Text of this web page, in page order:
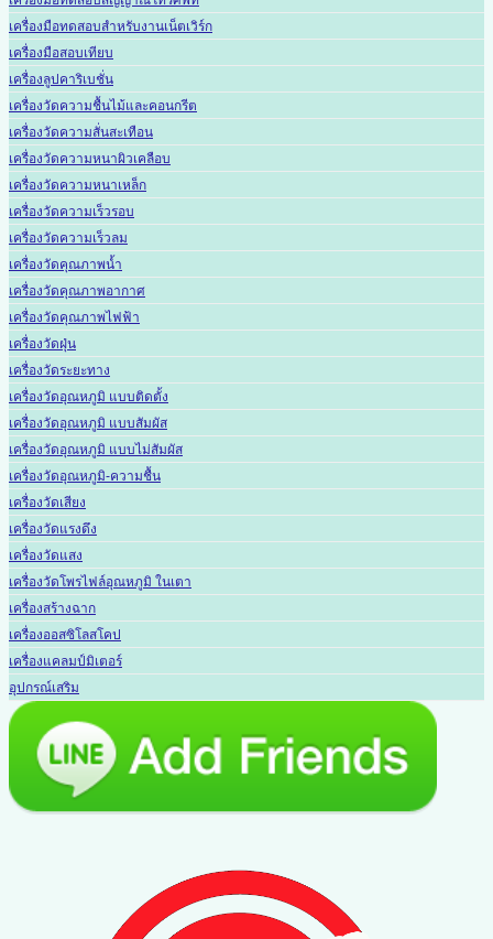
เครื่องมือทดสอบสำหรับงานเน็ตเวิร์ก
เครื่องมือสอบเทียบ
เครื่องลูปคาริเบชั่น
เครื่องวัดความชื้นไม้และคอนกรีต
เครื่องวัดความสั่นสะเทือน
เครื่องวัดความหนาผิวเคลือบ
เครื่องวัดความหนาเหล็ก
เครื่องวัดความเร็วรอบ
เครื่องวัดความเร็วลม
เครื่องวัดคุณภาพน้ำ
เครื่องวัดคุณภาพอากาศ
เครื่องวัดคุณภาพไฟฟ้า
เครื่องวัดฝุ่น
เครื่องวัดระยะทาง
เครื่องวัดอุณหภูมิ แบบติดตั้ง
เครื่องวัดอุณหภูมิ แบบสัมผัส
เครื่องวัดอุณหภูมิ แบบไม่สัมผัส
เครื่องวัดอุณหภูมิ-ความชื้น
เครื่องวัดเสียง
เครื่องวัดแรงดึง
เครื่องวัดแสง
เครื่องวัดโพรไฟล์อุณหภูมิ ในเตา
เครื่องสร้างฉาก
เครื่องออสซิโลสโคป
เครื่องแคลมป์มิเตอร์
อุปกรณ์เสริม